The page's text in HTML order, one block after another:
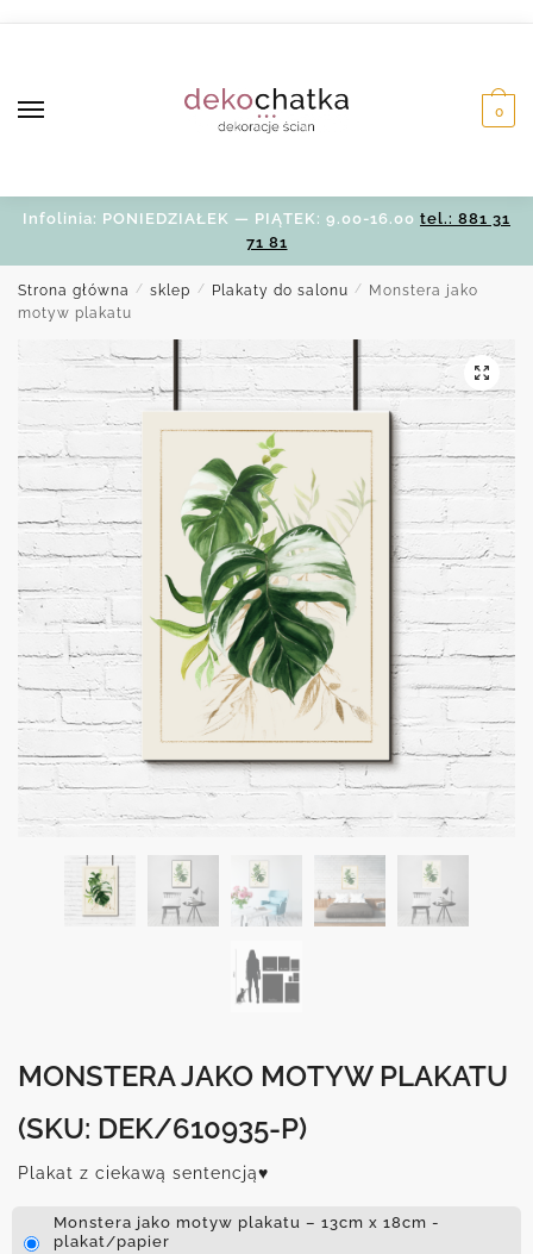
0
Infolinia: PONIEDZIAŁEK — PIĄTEK: 9.00-16.00 tel.: 881 31
71 81
Strona główna / sklep / Plakaty do salonu /
Monstera jako
motyw plakatu
MONSTERA JAKO MOTYW PLAKATU
(SKU: DEK/610935-P)
Plakat z ciekawą sentencją♥
Monstera jako motyw plakatu – 13cm x 18cm -
plakat/papier